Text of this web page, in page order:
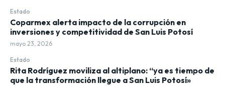
Estado
Coparmex alerta impacto de la corrupción en
inversiones y competitividad de San Luis Potosí
mayo 23, 2026
Estado
Rita Rodríguez moviliza al altiplano: “ya es tiempo de
que la transformación llegue a San Luis Potosí»